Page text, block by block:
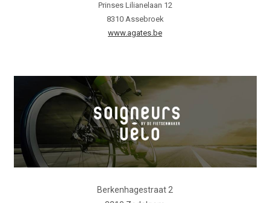
Prinses Lilianelaan 12
8310 Assebroek
www.agates.be
Berkenhagestraat 2